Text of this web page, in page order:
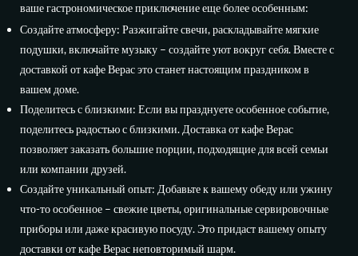
ваше гастрономическое приключение еще более особенным:
Создайте атмосферу: Разжигайте свечи, раскладывайте мягкие
подушки, включайте музыку – создайте уют вокруг себя. Вместе с
доставкой от кафе Верас это станет настоящим праздником в
вашем доме.
Поделитесь с близкими: Если вы празднуете особенное событие,
поделитесь радостью с близкими. Доставка от кафе Верас
позволяет заказать большие порции, подходящие для всей семьи
или компании друзей.
Создайте уникальный опыт: Добавьте к вашему обеду или ужину
что-то особенное – свежие цветы, оригинальные сервировочные
приборы или даже красивую посуду. Это придаст вашему опыту
доставки от кафе Верас неповторимый шарм.